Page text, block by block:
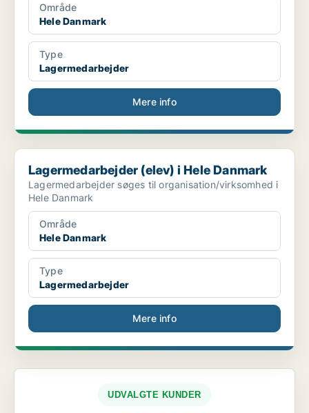
Område
Hele Danmark
Type
Lagermedarbejder
Mere info
Lagermedarbejder (elev) i Hele Danmark
Lagermedarbejder (elev) i Hele Danmark
Lagermedarbejder søges til organisation/virksomhed i
Hele Danmark
Område
Hele Danmark
Type
Lagermedarbejder
Mere info
UDVALGTE KUNDER